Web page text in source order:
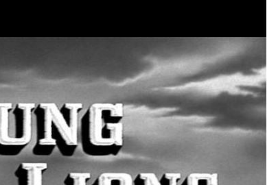
,ULTIMISSIME
Arena di
arriva «The
Eye»
14/07/2025
BASKET NEWS
Piazza Paci a canestro
con un’opera d’arte a
cielo aperto
17/06/2026